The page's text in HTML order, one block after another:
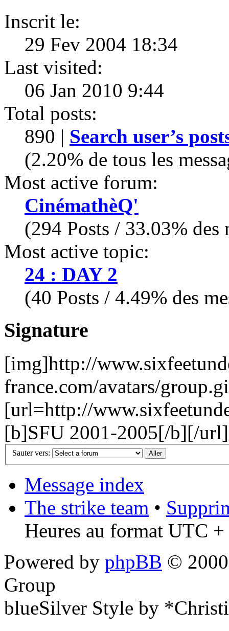
Inscrit le:
29 Fev 2004 18:34
Last visited:
06 Jan 2010 9:44
Total posts:
890 | Search user’s
(2.20% de tous les
Most active forum:
CinémathèQ'
(294 Posts / 33.03% des
Most active topic:
24 : DAY 2
(40 Posts / 4.49% des
Signature
[img]http://
france.com/avatars/
[url=http://
[b]SFU 2001-2005[/b][/url]
Sauter vers:
Message index
The strike team •
Heures au format UTC
Powered by phpBB ©
Group
blueSilver Style by